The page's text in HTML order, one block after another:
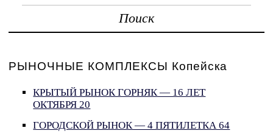
Поиск
РЫНОЧНЫЕ КОМПЛЕКСЫ Копейска
КРЫТЫЙ РЫНОК ГОРНЯК — 16 ЛЕТ
ОКТЯБРЯ 20
ГОРОДСКОЙ РЫНОК — 4 ПЯТИЛЕТКА 64